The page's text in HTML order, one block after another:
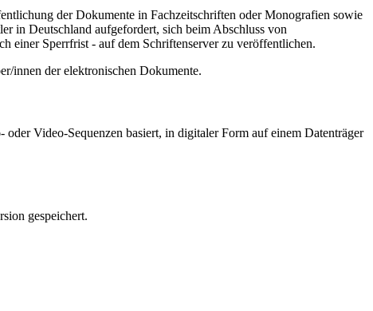
der Dokumente in Fachzeitschriften oder Monografien sowie
in Deutschland aufgefordert, sich beim Abschluss von
einer Sperrfrist - auf dem Schriftenserver zu veröffentlichen.
innen der elektronischen Dokumente.
Video-Sequenzen basiert, in digitaler Form auf einem Datenträger
gespeichert.